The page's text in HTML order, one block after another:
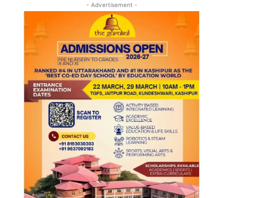
- Advertisement -